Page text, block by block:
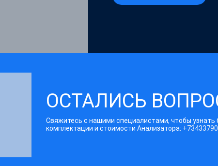
ОСТАЛИСЬ
Свяжитесь с нашими специалистами, чтобы узнать
комплектации и стоимости Анализатора: